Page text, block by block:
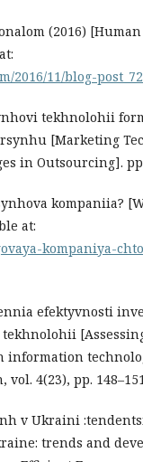
(2016) [Human
2016/11/blog-
tekhnolohii
[Marketing
in Outsourcing].
kompaniia?
at:
kompaniya-
efektyvnosti
4(23), pp.
v Ukraini
trends and